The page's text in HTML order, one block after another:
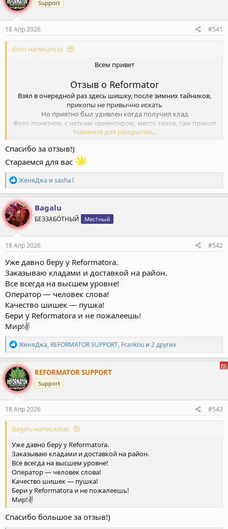
и
и
:
Support
18 Апр 2026 #541
doro написал(а):
Всем привет
Отзыв о Reformator
Взял в очередной раз здесь шишку, после зимних тайников,
прикопы не привычно искать
Но приятно был удивлен когда получил клад
Фото понятное, с четким ориентиром, место тихое, сам прикоп
сложноватый
метка идеально точная, хотя думал потрачу на много больше
времени, куре респект
Шишка отлично пролечена и выращенна, максимально
приятно курить, не часто такие встречаются
В целом беру здесь пару лет, с разной переодичностью,
Клады и вес ровные, шишки зачастую топ
Оператор очень приятный, всегда поможет и подскажет
Клады 8\10
Шиш 9\10
Оператор 10\10
Шишка Red Hoot бомба -
Нажмите для раскрытия...
Спасибо за отзыв!)
Стараемся для вас
Р
е
а
к
ц
и
и
:
ЖеняДжа и sasha1
Bagalu
БЕЗЗАБО́ТНЫЙ Мес†ный
18 Апр 2026 #542
Уже давно беру у Reformatora.
Заказываю кладами и доставкой на район.
Все всегда на высшем уровне!
Оператор — человек слова!
Качество шишек — пушка!
Бери у Reformatora и не пожалеешь!
Мир!✌️
Р
е
а
к
ц
и
и
:
ЖеняДжа, REFORMATOR SUPPORT, Frankou и 2 других
REFORMATOR SUPPORT
Support
18 Апр 2026 #543
Bagalu написал(а):
Уже давно беру у Reformatora.
Заказываю кладами и доставкой на район.
Все всегда на высшем уровне!
Оператор — человек слова!
Качество шишек — пушка!
Бери у Reformatora и не пожалеешь!
Мир!✌️
Спасибо большое за отзыв!)